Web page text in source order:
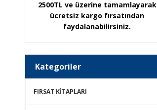
2500TL ve üzerine tamamlayarak
ücretsiz kargo fırsatından
faydalanabilirsiniz.
Kategoriler
FIRSAT KİTAPLARI